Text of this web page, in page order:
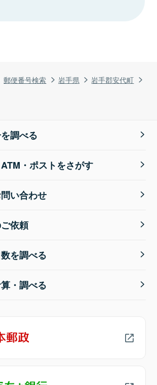
郵便番号検索 岩手県
岩手郡安代町
調べる
・ポストをさがす
い合わせ
依頼
を調べる
・調べる